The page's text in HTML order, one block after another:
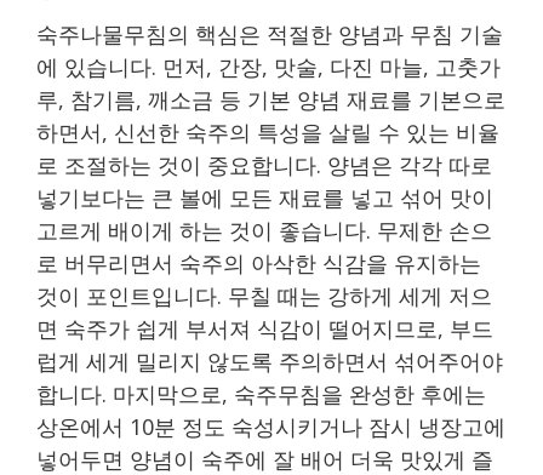
숙주나물무침의 핵심은 적절한 양념과 무침 기술
에 있습니다. 먼저, 간장, 맛술, 다진 마늘, 고춧가
루, 참기름, 깨소금 등 기본 양념 재료를 기본으로
하면서, 신선한 숙주의 특성을 살릴 수 있는 비율
로 조절하는 것이 중요합니다. 양념은 각각 따로
넣기보다는 큰 볼에 모든 재료를 넣고 섞어 맛이
고르게 배이게 하는 것이 좋습니다. 무제한 손으
로 버무리면서 숙주의 아삭한 식감을 유지하는
것이 포인트입니다. 무칠 때는 강하게 세게 저으
면 숙주가 쉽게 부서져 식감이 떨어지므로, 부드
럽게 세게 밀리지 않도록 주의하면서 섞어주어야
합니다. 마지막으로, 숙주무침을 완성한 후에는
상온에서 10분 정도 숙성시키거나 잠시 냉장고에
넣어두면 양념이 숙주에 잘 배어 더욱 맛있게 즐